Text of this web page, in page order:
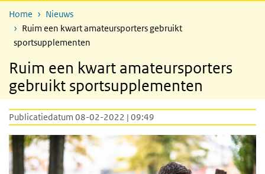
Home
Nieuws
Ruim een kwart amateursporters gebruikt
sportsupplementen
Ruim een kwart amateursporters
gebruikt sportsupplementen
Publicatiedatum 08-02-2022 | 09:49